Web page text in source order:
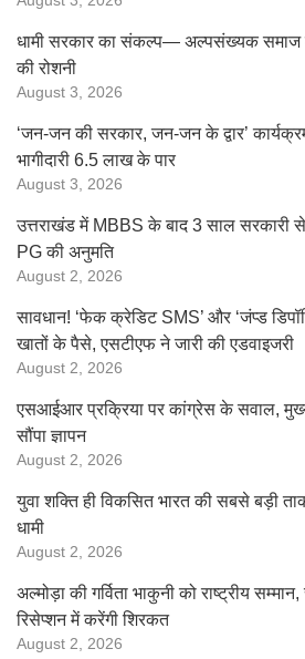
धामी सरकार का संकल्प— अल्पसंख्यक समाज
की रोशनी
August 3, 2026
‘जन-जन की सरकार, जन-जन के द्वार’
भागीदारी 6.5 लाख के पार
August 3, 2026
उत्तराखंड में MBBS के बाद 3 साल सरकारी
PG की अनुमति
August 2, 2026
सावधान! ‘फेक क्रेडिट SMS’ और ‘जंप्ड
खातों के पैसे, एसटीएफ ने जारी की एडवाइजरी
August 2, 2026
एसआईआर प्रक्रिया पर कांग्रेस के सवाल, मुख्य
सौंपा ज्ञापन
August 2, 2026
युवा शक्ति ही विकसित भारत की सबसे बड़ी
धामी
August 2, 2026
अल्मोड़ा की गर्विता भाकुनी को राष्ट्रीय
रिसेप्शन में करेंगी शिरकत
August 2, 2026